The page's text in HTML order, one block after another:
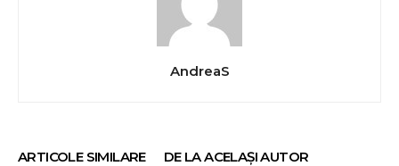
AndreaS
ARTICOLE SIMILARE DE LA ACELAȘI AUTOR